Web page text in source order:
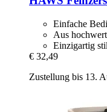
Einfache
Aus
Einzigartig
€ 32,49
Zustellung bis 13.